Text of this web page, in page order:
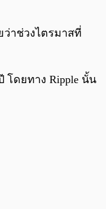
ว่าช่วงไตรมาสที่
โดยทาง Ripple นั้น